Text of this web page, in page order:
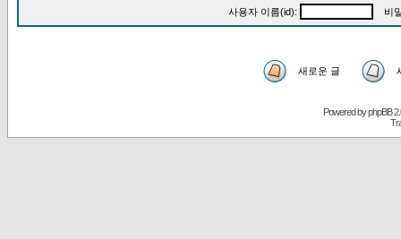
사용자 이름(id): 비
새로운 글
Powered byphpBB